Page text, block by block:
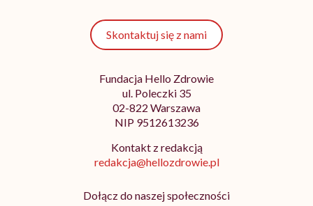
Skontaktuj się z nami
Fundacja Hello Zdrowie
ul. Poleczki 35
02-822 Warszawa
NIP 9512613236
Kontakt z redakcją
redakcja@hellozdrowie.pl
Dołącz do naszej społeczności